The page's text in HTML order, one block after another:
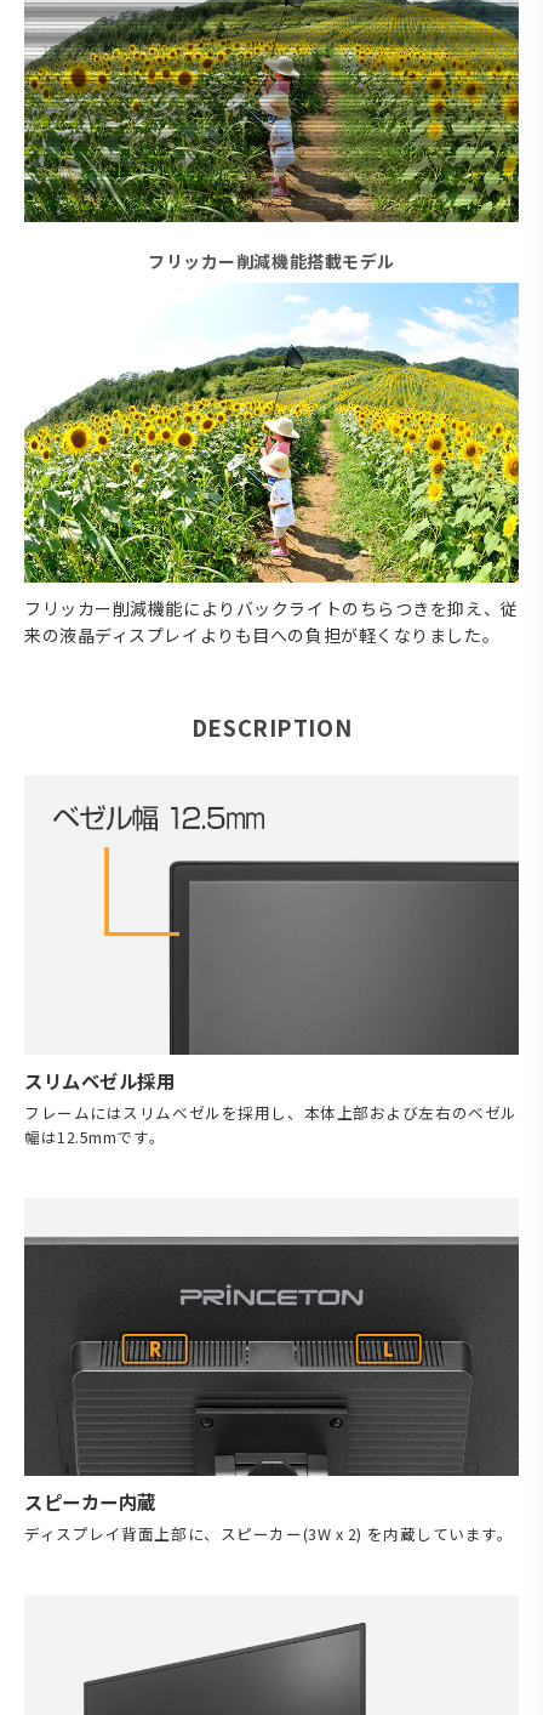
フリッカー削減機能搭載モデル
フリッカー削減機能によりバックライトのちらつきを抑え、従
来の液晶ディスプレイよりも目への負担が軽くなりました。
DESCRIPTION
スリムベゼル採用
フレームにはスリムベゼルを採用し、本体上部および左右のベゼル
幅は12.5mmです。
スピーカー内蔵
ディスプレイ背面上部に、スピーカー(3W x 2) を内蔵しています。